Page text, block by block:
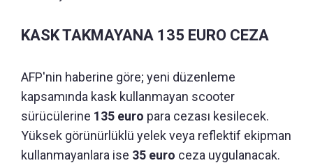
KASK TAKMAYANA 135 EURO CEZA
AFP'nin haberine göre; yeni düzenleme
kapsamında kask kullanmayan scooter
sürücülerine 135 euro para cezası kesilecek.
Yüksek görünürlüklü yelek veya reflektif ekipman
kullanmayanlara ise 35 euro ceza uygulanacak.